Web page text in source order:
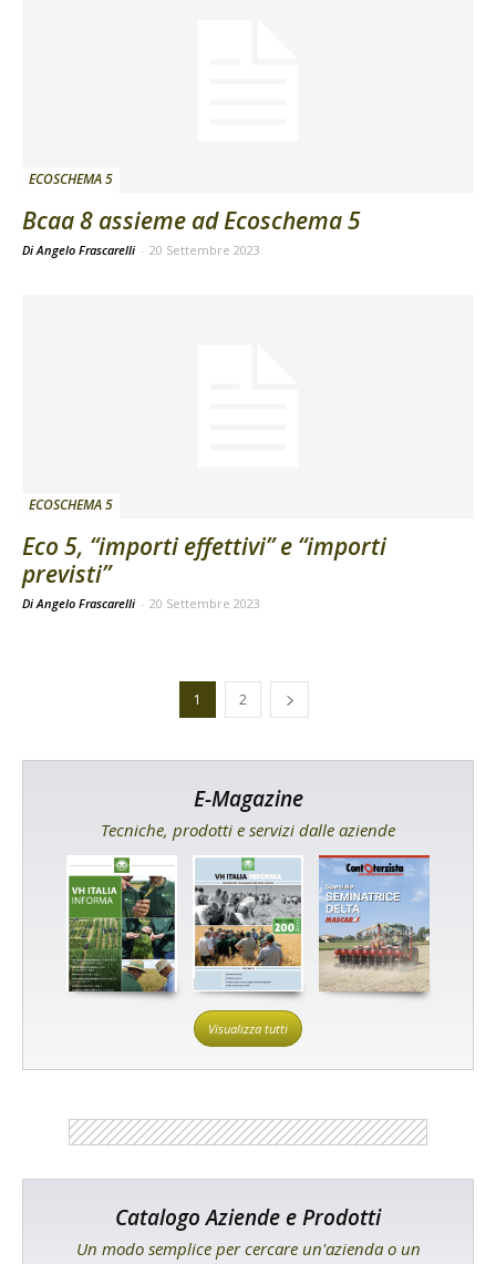
ECOSCHEMA 5
Bcaa 8 assieme ad Ecoschema 5
Di Angelo Frascarelli - 20 Settembre 2023
ECOSCHEMA 5
Eco 5, “importi effettivi” e “importi
previsti”
Di Angelo Frascarelli - 20 Settembre 2023
1 2
E-Magazine
Tecniche, prodotti e servizi dalle aziende
Visualizza tutti
Catalogo Aziende e Prodotti
Un modo semplice per cercare un'azienda o un